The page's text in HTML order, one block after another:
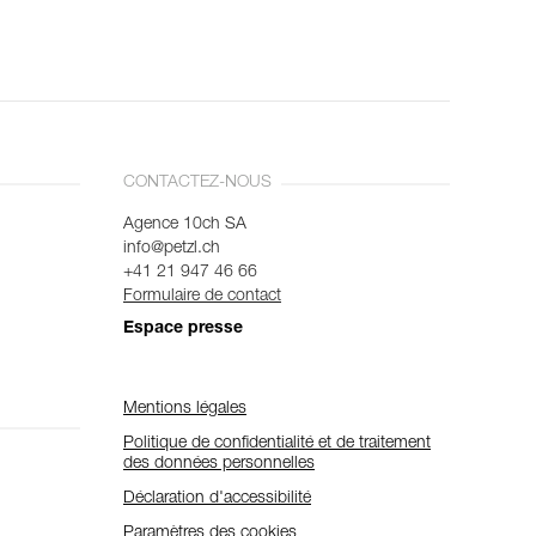
CONTACTEZ-NOUS
Agence 10ch SA
info@petzl.ch
+41 21 947 46 66
Formulaire de contact
Espace presse
Mentions légales
Politique de confidentialité et de traitement
des données personnelles
Déclaration d'accessibilité